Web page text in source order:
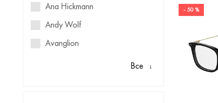
Ana Hickmann
Andy Wolf
Avanglion
Все
- 50 %